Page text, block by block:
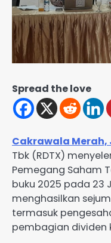
Spread the love
Cakrawala
Tbk (RDTX)
Pemegang Saham
buku 2025 pada 23
menghasilkan
termasuk
pembagian dividen